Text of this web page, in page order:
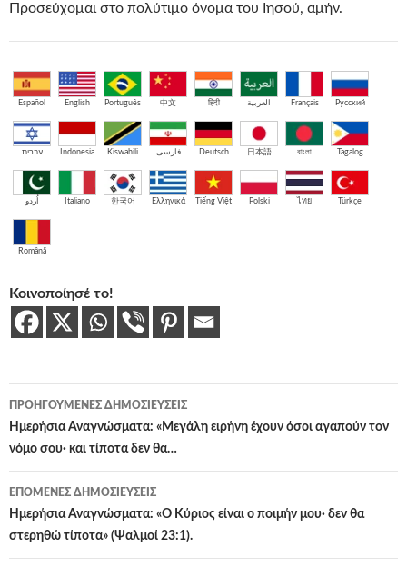
Προσεύχομαι στο πολύτιμο όνομα του Ιησού, αμήν.
Español English Português 中文 हिंदी العربية Français Русский
עברית Indonesia Kiswahili فارسی Deutsch 日本語 বাংলা Tagalog
اُردو Italiano 한국어 Ελληνικά Tiếng Việt Polski ไทย Türkçe
Română
Κοινοποίησέ το!
Πλοήγηση
άρθρων
ΠΡΟΗΓΟΎΜΕΝΕΣ ΔΗΜΟΣΙΕΎΣΕΙΣ
Ημερήσια Αναγνώσματα: «Μεγάλη ειρήνη έχουν όσοι αγαπούν τον
νόμο σου· και τίποτα δεν θα…
ΕΠΌΜΕΝΕΣ ΔΗΜΟΣΙΕΎΣΕΙΣ
Ημερήσια Αναγνώσματα: «Ο Κύριος είναι ο ποιμήν μου· δεν θα
στερηθώ τίποτα» (Ψαλμοί 23:1).